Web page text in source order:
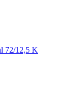
72/12,5 K